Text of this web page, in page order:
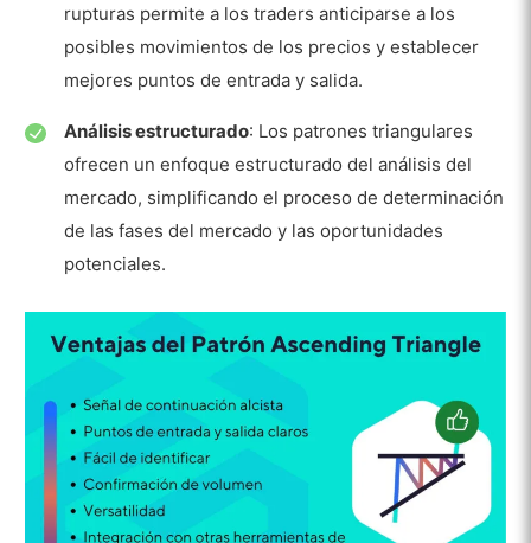
rupturas permite a los traders anticiparse a los
posibles movimientos de los precios y establecer
mejores puntos de entrada y salida.
Análisis estructurado: Los patrones triangulares
ofrecen un enfoque estructurado del análisis del
mercado, simplificando el proceso de determinación
de las fases del mercado y las oportunidades
potenciales.